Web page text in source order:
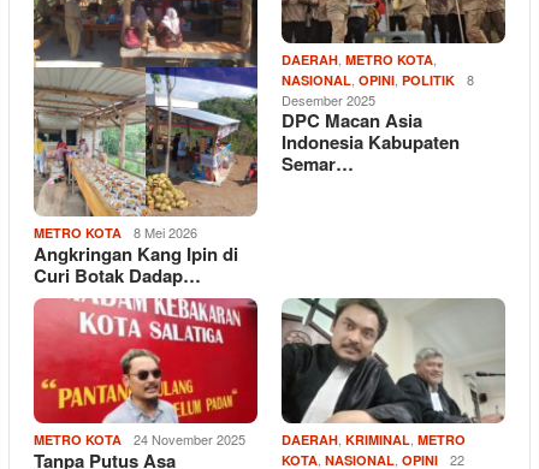
METRO KOTA 8 Mei 2026
Angkringan Kang Ipin di
Curi Botak Dadap…
DAERAH, METRO KOTA,
NASIONAL, OPINI, POLITIK
8
Desember 2025
DPC Macan Asia
Indonesia Kabupaten
Semar…
METRO KOTA 24 November 2025
Tanpa Putus Asa
DAERAH, KRIMINAL, METRO
KOTA, NASIONAL, OPINI
22